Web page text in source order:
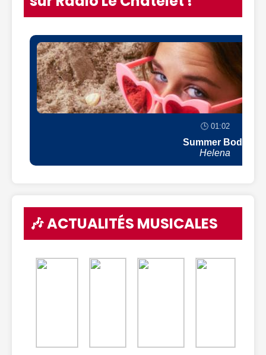
🕒 01:02
Summer Body
Helena
🎶 ACTUALITÉS MUSICALES